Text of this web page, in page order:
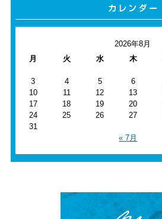
2026年8月
月
火 水 木
3
4 5 6
10
11 12 13
17
18 19 20
24
25 26 27
31
« 7月